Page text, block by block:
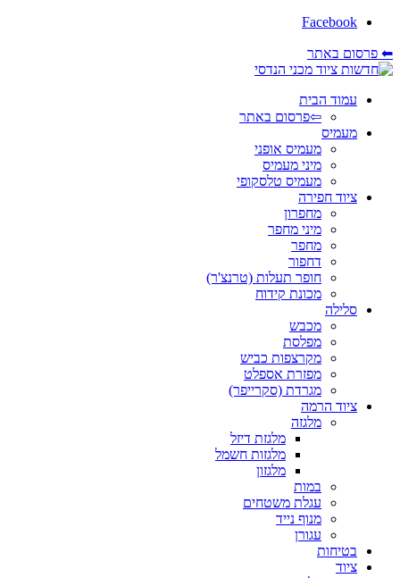
Facebook
⬅ פרסום באתר
עמוד הבית
⇦פרסום באתר
מעמיס
מעמיס אופני
מיני מעמיס
מעמיס טלסקופי
ציוד חפירה
מחפרון
מיני מחפר
מחפר
דחפור
חופר תעלות (טרנצ'ר)
מכונת קידוח
סלילה
מכבש
מפלסת
מקרצפות כביש
מפזרת אספלט
מגרדת (סקרייפר)
ציוד הרמה
מלגזה
מלגזת דיזל
מלגזות חשמל
מלגזון
במות
עגלת משטחים
מנוף נייד
עגורן
בטיחות
ציוד